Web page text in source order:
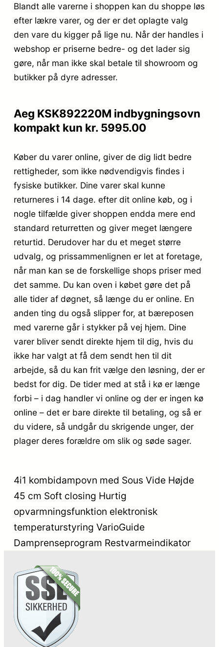
Blandt alle varerne i shoppen kan du shoppe løs
efter lækre varer, og der er det oplagte valg
den vare du kigger på lige nu. Når der handles i
webshop er priserne bedre- og det lader sig
gøre, når man ikke skal betale til showroom og
butikker på dyre adresser.
Aeg KSK892220M indbygningsovn
kompakt kun kr. 5995.00
Køber du varer online, giver de dig lidt bedre
rettigheder, som ikke nødvendigvis findes i
fysiske butikker. Dine varer skal kunne
returneres i 14 dage. efter dit online køb, og i
nogle tilfælde giver shoppen endda mere end
standard returretten og giver meget længere
returtid. Derudover har du et meget større
udvalg, og prissammenlignen er let at foretage,
når man kan se de forskellige shops priser med
det samme. Du kan oven i købet gøre det på
alle tider af døgnet, så længe du er online. En
anden ting du også slipper for, at bæreposen
med varerne går i stykker på vej hjem. Dine
varer bliver sendt direkte hjem til dig, hvis du
ikke har valgt at få dem sendt hen til dit
arbejde, så du kan frit vælge den løsning, der er
bedst for dig. De tider med at stå i kø er længe
forbi – i dag handler vi online og der er ingen kø
online – det er bare direkte til betaling, og så er
du videre, så undgår du skrigende unger, der
plager deres forældre om slik og søde sager.
4i1 kombidampovn med Sous Vide Højde
45 cm Soft closing Hurtig
opvarmningsfunktion elektronisk
temperaturstyring VarioGuide
Damprenseprogram Restvarmeindikator